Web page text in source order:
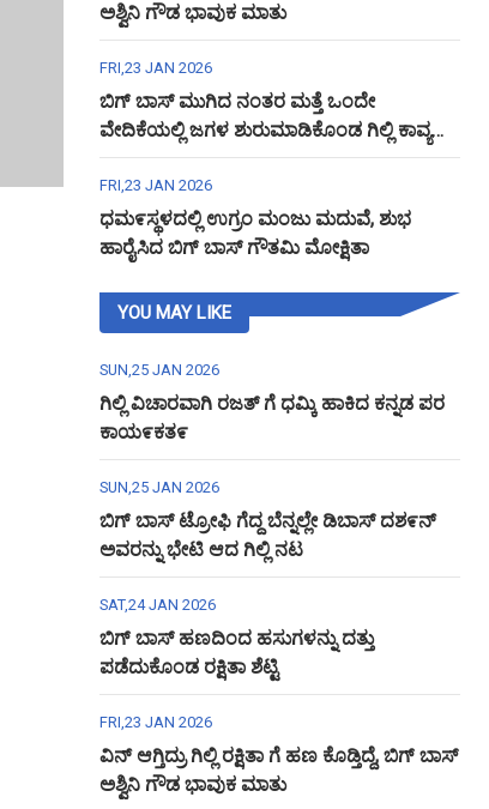
ಅಶ್ವಿನಿ ಗೌಡ ಭಾವುಕ ಮಾತು
FRI,23 JAN 2026
ಬಿಗ್ ಬಾಸ್ ಮುಗಿದ ನಂತರ ಮತ್ತೆ ಒಂದೇ
ವೇದಿಕೆಯಲ್ಲಿ ಜಗಳ ಶುರುಮಾಡಿಕೊಂಡ ಗಿಲ್ಲಿ ಕಾವ್ಯ
ಅಶ್ವಿನಿ ಗೌಡ
FRI,23 JAN 2026
ಧಮ೯ಸ್ಥಳದಲ್ಲಿ ಉಗ್ರಂ ಮಂಜು ಮದುವೆ, ಶುಭ
ಹಾರೈಸಿದ ಬಿಗ್ ಬಾಸ್ ಗೌತಮಿ ಮೋಕ್ಷಿತಾ
YOU MAY LIKE
SUN,25 JAN 2026
ಗಿಲ್ಲಿ ವಿಚಾರವಾಗಿ ರಜತ್ ಗೆ ಧಮ್ಕಿ ಹಾಕಿದ ಕನ್ನಡ ಪರ
ಕಾಯ೯ಕತ೯
SUN,25 JAN 2026
ಬಿಗ್ ಬಾಸ್ ಟ್ರೋಫಿ ಗೆದ್ದ ಬೆನ್ನಲ್ಲೇ ಡಿಬಾಸ್ ದಶ೯ನ್
ಅವರನ್ನು ಭೇಟಿ ಆದ ಗಿಲ್ಲಿ ನಟ
SAT,24 JAN 2026
ಬಿಗ್ ಬಾಸ್ ಹಣದಿಂದ ಹಸುಗಳನ್ನು ದತ್ತು
ಪಡೆದುಕೊಂಡ ರಕ್ಷಿತಾ ಶೆಟ್ಟಿ
FRI,23 JAN 2026
ವಿನ್ ಆಗ್ತಿದ್ರು ಗಿಲ್ಲಿ ರಕ್ಷಿತಾ ಗೆ ಹಣ ಕೊಡ್ತಿದ್ದೆ, ಬಿಗ್ ಬಾಸ್
ಅಶ್ವಿನಿ ಗೌಡ ಭಾವುಕ ಮಾತು